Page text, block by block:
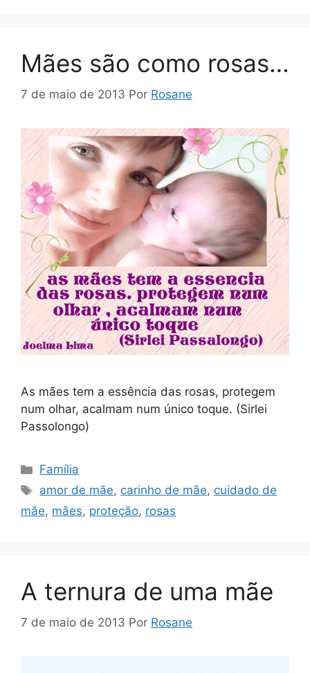
Mães são como rosas…
7 de maio de 2013 Por Rosane
As mães tem a essência das rosas, protegem
num olhar, acalmam num único toque. (Sirlei
Passolongo)
Categorias
Família
Tags
amor de mãe, carinho de mãe, cuidado de
mãe, mães, proteção, rosas
A ternura de uma mãe
7 de maio de 2013 Por Rosane